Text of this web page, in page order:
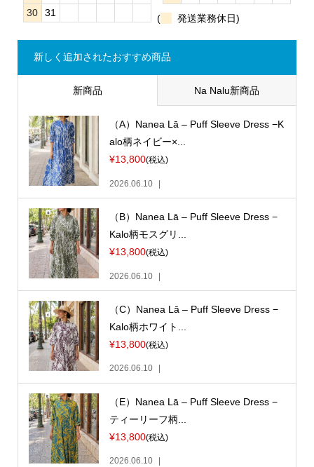
30 31 ( 発送業務休日)
新しく追加されたおすすめ商品
新商品 Na Nalu新商品
（A）Nanea Lā – Puff Sleeve Dress −K
alo柄ネイビー×...
¥13,800(税込)
2026.06.10
（B）Nanea Lā – Puff Sleeve Dress −
Kalo柄モスグリ...
¥13,800(税込)
2026.06.10
（C）Nanea Lā – Puff Sleeve Dress −
Kalo柄ホワイト...
¥13,800(税込)
2026.06.10
（E）Nanea Lā – Puff Sleeve Dress −
ティーリーフ柄...
¥13,800(税込)
2026.06.10